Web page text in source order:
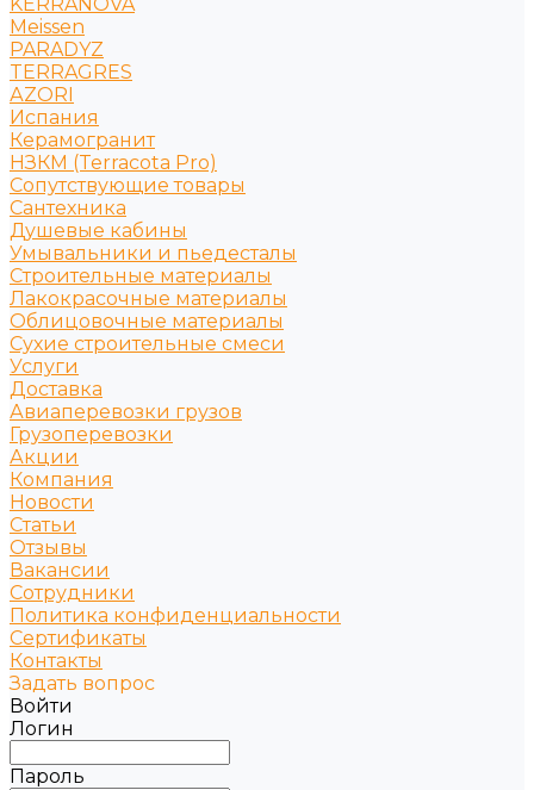
Meissen
PARADYZ
TERRAGRES
АZORI
Испания
Керамогранит
НЗКМ (Terracota Pro)
Сопутствующие товары
Сантехника
Душевые кабины
Умывальники и пьедесталы
Строительные материалы
Лакокрасочные материалы
Облицовочные материалы
Сухие строительные смеси
Услуги
Доставка
Авиаперевозки грузов
Грузоперевозки
Акции
Компания
Новости
Статьи
Отзывы
Вакансии
Сотрудники
Политика конфиденциальности
Сертификаты
Контакты
Задать вопрос
Войти
Логин
Пароль